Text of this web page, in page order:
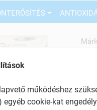
működéshez
egyéb cookie-kat